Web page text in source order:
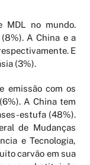
MDL no mundo.
A China e a
E
(3%).
emissão com os
A China tem
estufa (48%).
de Mudanças
e Tecnologia,
carvão em sua